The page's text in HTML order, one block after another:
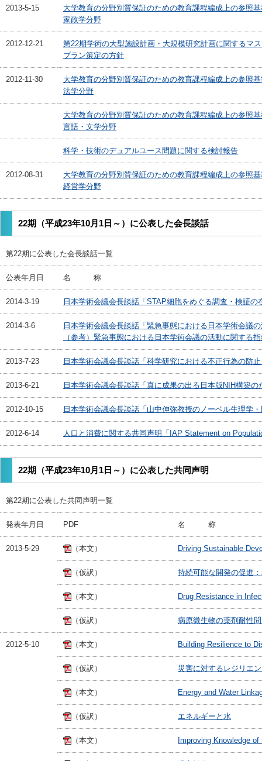
2013-5-15
大学教育の分野別質保証のための教育課程編成上の参照
家政学分野
2012-12-21
第22期学術の大型施設計画・大規模研究計画に関するマ
プラン策定の方針
2012-11-30
大学教育の分野別質保証のための教育課程編成上の参照
法学分野
大学教育の分野別質保証のための教育課程編成上の参照
言語・文学分野
科学・技術のデュアルユース問題に関する検討報告
2012-08-31
大学教育の分野別質保証のための教育課程編成上の参照
経営学分野
22期（平成23年10月1日～）に公表した会長談話
第22期に公表した会長談話一覧
公表年月日 名 称
2014-3-19 日本学術会議会長談話「STAP細胞をめぐる調査・検証の
2014-3-6
日本学術会議会長談話「緊急事態における日本学術会議
（参考）緊急事態における日本学術会議の活動に関する
2013-7-23 日本学術会議会長談話「科学研究における不正行為の防
2013-6-21 日本学術会議会長談話「真に成果の出る日本版NIH構築の
2012-10-15 日本学術会議会長談話「山中伸弥教授のノーベル生理学
2012-6-14 人口と消費に関する共同声明「IAP Statement on
22期（平成23年10月1日～）に公表した共同声明
第22期に公表した共同声明一覧
発表年月日 PDF 名 称
2013-5-29 （本文） Driving Sustainable
（仮訳） 持続可能な開発の促進
（本文） Drug Resistance in
（仮訳） 病原微生物の薬剤耐性
2012-5-10 （本文） Building Resilience to
（仮訳） 災害に対するレジリエ
（本文） Energy and Water
（仮訳） エネルギーと水
（本文） Improving Knowledge